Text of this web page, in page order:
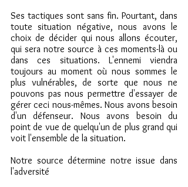
Ses tactiques sont sans fin. Pourtant, dans
toute situation négative, nous avons le
choix de décider qui nous allons écouter,
qui sera notre source à ces moments-là ou
dans ces situations. L'ennemi viendra
toujours au moment où nous sommes le
plus vulnérables, de sorte que nous ne
pouvons pas nous permettre d'essayer de
gérer ceci nous-mêmes. Nous avons besoin
d'un défenseur. Nous avons besoin du
point de vue de quelqu'un de plus grand qui
voit l'ensemble de la situation.
Notre source détermine notre issue dans
l'adversité